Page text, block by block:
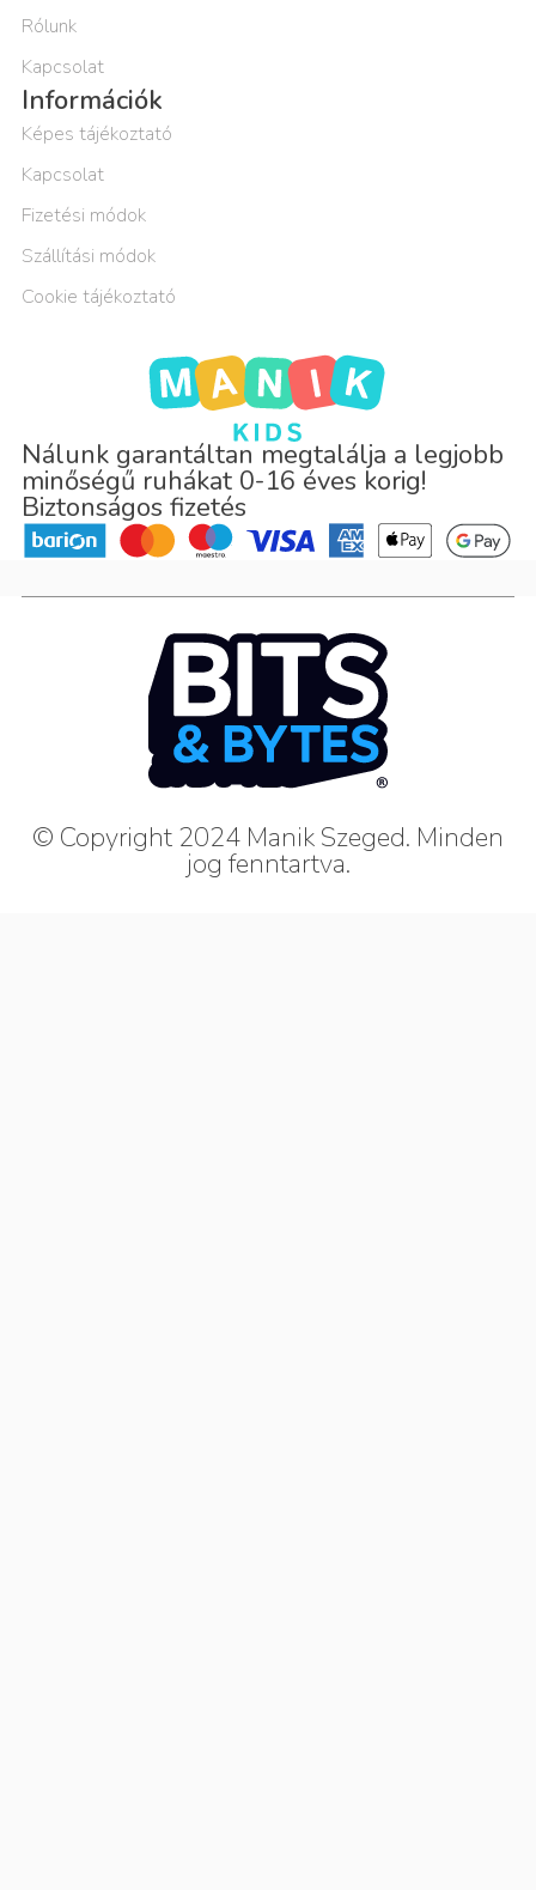
Nálunk garantáltan megtalálja a legjobb
minőségű ruhákat 0-16 éves korig!
Biztonságos fizetés
Rólunk
Kapcsolat
Információk
Képes tájékoztató
Kapcsolat
Fizetési módok
Szállítási módok
Cookie tájékoztató
© Copyright 2024 Manik Szeged. Minden
jog fenntartva.